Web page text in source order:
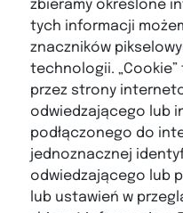
zbieramy określone
tych informacji
znaczników
technologii. „Cookie”
przez strony
odwiedzającego lub
podłączonego do
jednoznacznej
odwiedzającego lub
lub ustawień w